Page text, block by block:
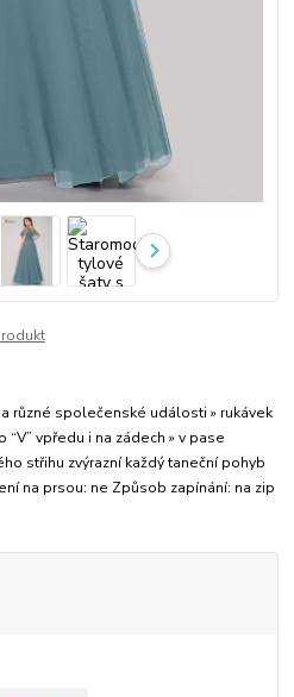
různé společenské události » rukávek
vpředu i na zádech » v pase
střihu zvýrazní každý taneční pohyb
na prsou: ne Způsob zapínání: na zip